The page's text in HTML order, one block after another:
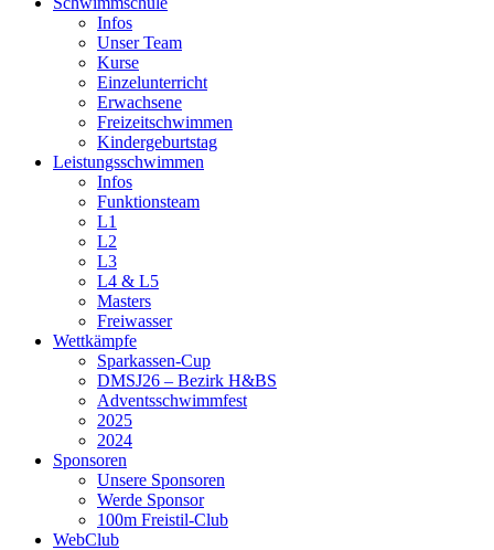
Infos
Unser Team
Kurse
Einzelunterricht
Erwachsene
Freizeitschwimmen
Kindergeburtstag
Leistungsschwimmen
Infos
Funktionsteam
L1
L2
L3
L4 & L5
Masters
Freiwasser
Wettkämpfe
Sparkassen-Cup
DMSJ26 – Bezirk H&BS
Adventsschwimmfest
2025
2024
Sponsoren
Unsere Sponsoren
Werde Sponsor
100m Freistil-Club
WebClub